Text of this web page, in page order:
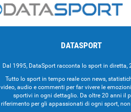
DATASPORT
Dal 1995, DataSport racconta lo sport in diretta,
Tutto lo sport in tempo reale con news,
video, audio e commenti per far vivere le
sportivi in ogni dettaglio. Da oltre 20 anni il
riferimento per gli appassionati di ogni sport,